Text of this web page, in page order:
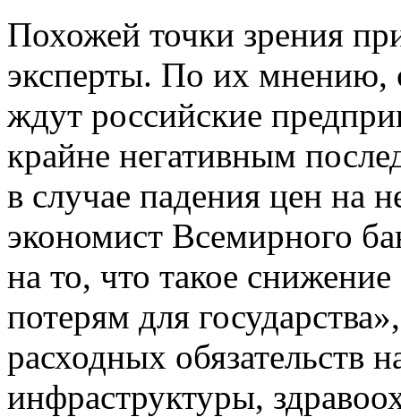
Похожей точки зрения
эксперты. По их мнению,
ждут российские
крайне негативным
в случае падения цен на
экономист Всемирного
на то, что такое
потерям для
расходных обязательств
инфраструктуры,